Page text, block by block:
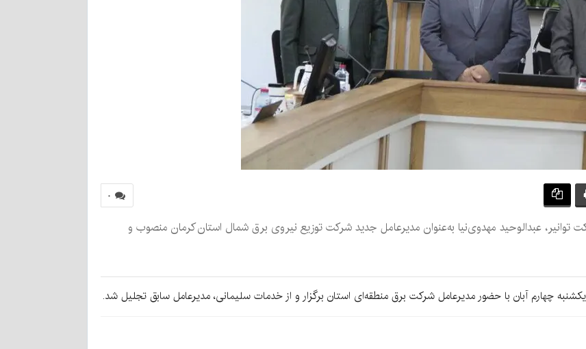
۰
عبدالوحید مهدوی‌نیا به‌عنوان مدیرعامل جدید شرکت توزیع نیروی برق شمال استان کرمان منصوب و
یکشنبه چهارم آبان با حضور مدیرعامل شرکت برق منطقه‌ای استان برگزار و از خدمات سلیمانی، مدیرعامل سابق تجلیل شد.